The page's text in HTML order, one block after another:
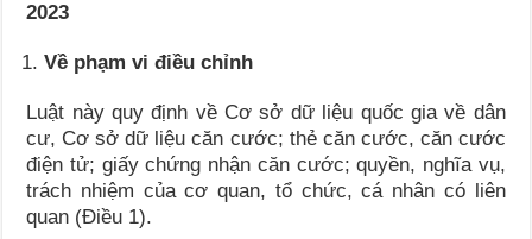
2023
Về phạm vi điều chỉnh
Luật này quy định về Cơ sở dữ liệu quốc gia về dân
cư, Cơ sở dữ liệu căn cước; thẻ căn cước, căn cước
điện tử; giấy chứng nhận căn cước; quyền, nghĩa vụ,
trách nhiệm của cơ quan, tổ chức, cá nhân có liên
quan (Điều 1).